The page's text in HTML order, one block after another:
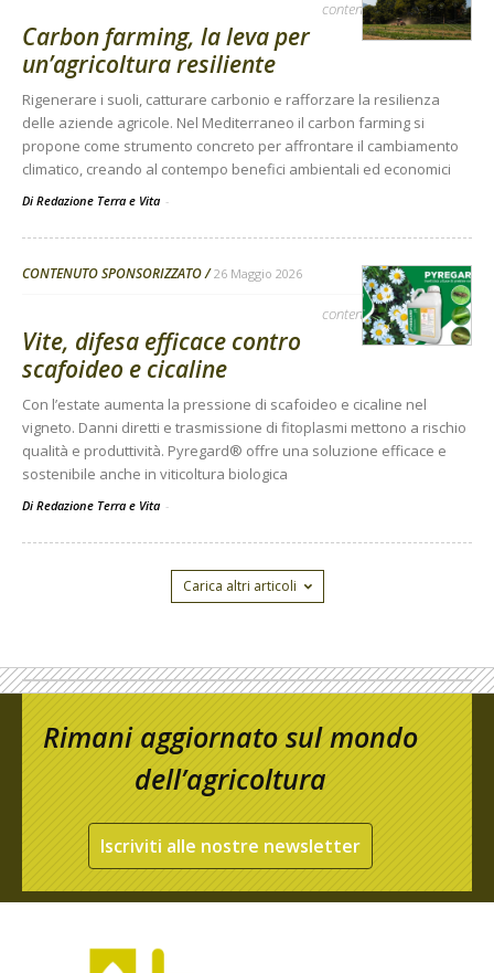
contenuto sponsorizzato
Carbon farming, la leva per
un’agricoltura resiliente
Rigenerare i suoli, catturare carbonio e rafforzare la resilienza
delle aziende agricole. Nel Mediterraneo il carbon farming si
propone come strumento concreto per affrontare il cambiamento
climatico, creando al contempo benefici ambientali ed economici
Di Redazione Terra e Vita -
CONTENUTO SPONSORIZZATO 26 Maggio 2026
contenuto sponsorizzato
Vite, difesa efficace contro
scafoideo e cicaline
Con l’estate aumenta la pressione di scafoideo e cicaline nel
vigneto. Danni diretti e trasmissione di fitoplasmi mettono a rischio
qualità e produttività. Pyregard® offre una soluzione efficace e
sostenibile anche in viticoltura biologica
Di Redazione Terra e Vita -
Carica altri articoli
Rimani aggiornato sul mondo
dell’agricoltura
Iscriviti alle nostre newsletter